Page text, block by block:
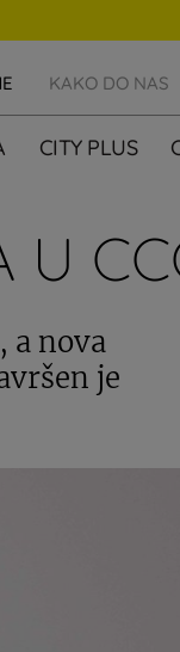
KAKO DO NAS
CITY PLUS
U
a nova
je